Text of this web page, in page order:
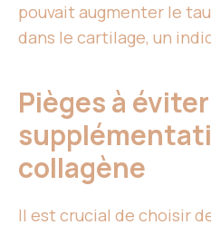
pouvait augmenter le
dans le cartilage, un
Pièges à
collagène
Il est crucial de choisir